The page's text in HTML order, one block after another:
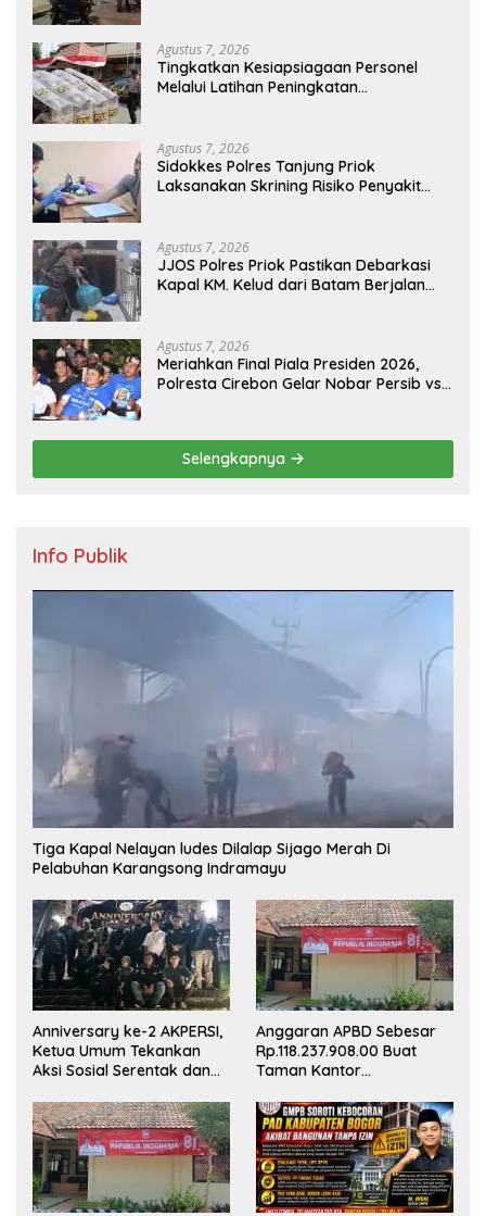
Agustus 7, 2026
Tingkatkan Kesiapsiagaan Personel
Melalui Latihan Peningkatan
Agustus 7, 2026
Sidokkes Polres Tanjung Priok
Laksanakan Skrining Risiko Penyakit
Agustus 7, 2026
JJOS Polres Priok Pastikan Debarkasi
Kapal KM. Kelud dari Batam Berjalan
Agustus 7, 2026
Meriahkan Final Piala Presiden 2026,
Polresta Cirebon Gelar Nobar Persib vs
Selengkapnya
Info Publik
Tiga Kapal Nelayan ludes Dilalap Sijago Merah Di
Pelabuhan Karangsong Indramayu
Anniversary ke-2 AKPERSI,
Ketua Umum Tekankan
Aksi Sosial Serentak dan
Konstituen ke Dewan Pers
Anggaran APBD Sebesar
Rp.118.237.908.00 Buat
Taman Kantor
Masuk Akal, Harus
Dipertanggungjawabkan
Secara Terbuka!